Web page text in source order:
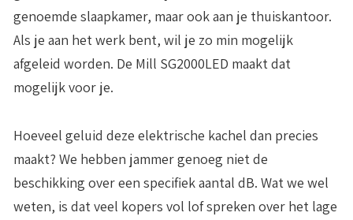
genoemde slaapkamer, maar ook aan je thuiskantoor.
Als je aan het werk bent, wil je zo min mogelijk
afgeleid worden. De Mill SG2000LED maakt dat
mogelijk voor je.
Hoeveel geluid deze elektrische kachel dan precies
maakt? We hebben jammer genoeg niet de
beschikking over een specifiek aantal dB. Wat we wel
weten, is dat veel kopers vol lof spreken over het lage